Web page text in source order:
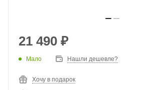
21 490 ₽
Мало Нашли дешевле?
Хочу в подарок